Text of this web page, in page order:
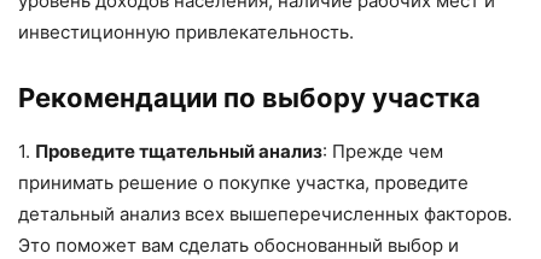
инвестиционную привлекательность.
Рекомендации по выбору участка
1. Проведите тщательный анализ: Прежде чем
принимать решение о покупке участка, проведите
детальный анализ всех вышеперечисленных факторов.
Это поможет вам сделать обоснованный выбор и